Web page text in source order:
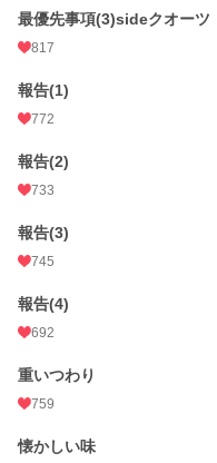
最優先事項(3)sideクオーツ
817
報告(1)
772
報告(2)
733
報告(3)
745
報告(4)
692
重いつわり
759
懐かしい味